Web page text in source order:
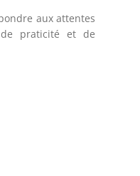
aux attentes
praticité et de